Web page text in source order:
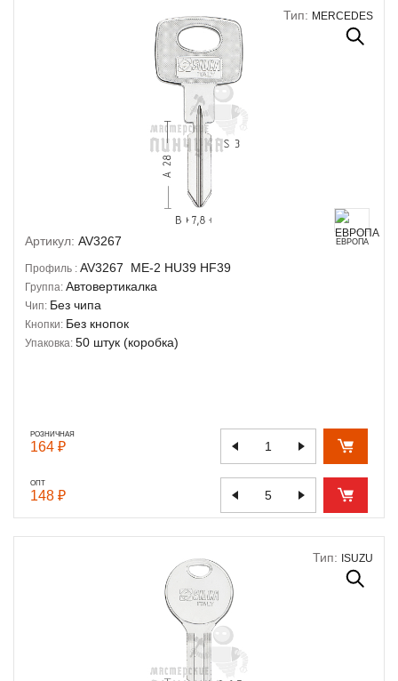
Тип: MERCEDES
Артикул: AV3267 ЕВРОПА
Профиль : AV3267 ME-2 HU39 HF39
Группа: Автовертикалка
Чип: Без чипа
Кнопки: Без кнопок
Упаковка: 50 штук (коробка)
РОЗНИЧНАЯ
164 ₽
ОПТ
148 ₽
Тип: ISUZU